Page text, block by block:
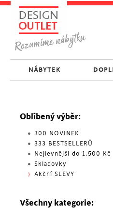
Oblíbený výběr:
300 NOVINEK
333 BESTSELLERŮ
Nejlevnější do 1.500 Kč
Skladovky
Akční SLEVY
Všechny kategorie:
NÁBYTEK